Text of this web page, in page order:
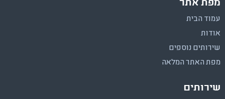
מפת אתר
עמוד הבית
אודות
שירותים נוספים
מפת האתר המלאה
שירותים